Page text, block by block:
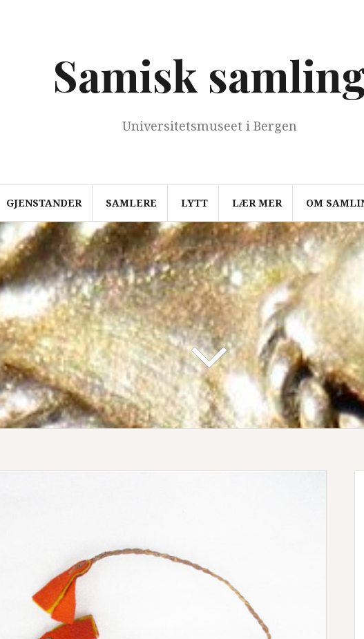
Samisk
Universitetsmuseet i Bergen
GJENSTANDER SAMLERE LYTT LÆR MER OM